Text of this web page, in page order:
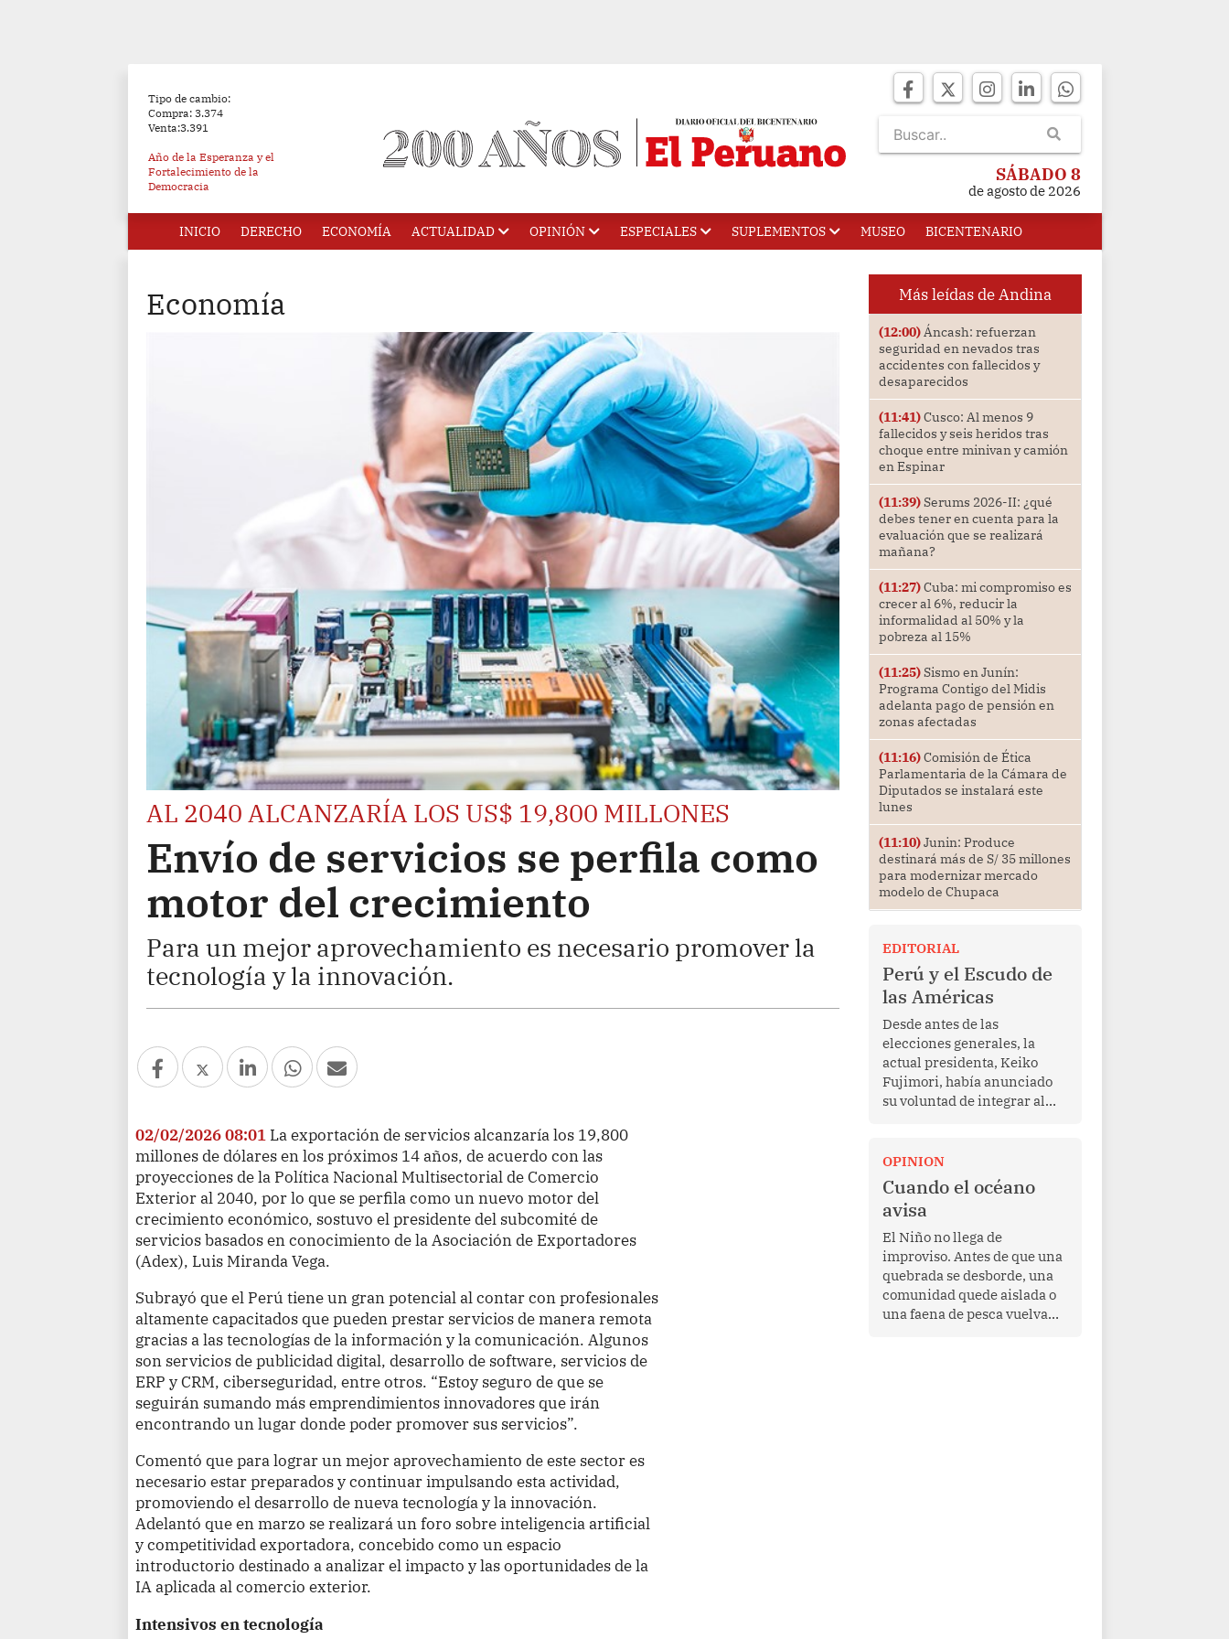
Tipo de cambio:
Compra: 3.374
Venta:3.391
Año de la Esperanza y el
Fortalecimiento de la
Democracia
SÁBADO 8
de agosto de 2026
INICIO DERECHO ECONOMÍA ACTUALIDAD OPINIÓN ESPECIALES SUPLEMENTOS MUSEO BICENTENARIO
Economía
AL 2040 ALCANZARÍA LOS US$ 19,800 MILLONES
Envío de servicios se perfila como
motor del crecimiento
Para un mejor aprovechamiento es necesario promover la
tecnología y la innovación.
02/02/2026 08:01 La exportación de servicios alcanzaría los 19,800
millones de dólares en los próximos 14 años, de acuerdo con las
proyecciones de la Política Nacional Multisectorial de Comercio
Exterior al 2040, por lo que se perfila como un nuevo motor del
crecimiento económico, sostuvo el presidente del subcomité de
servicios basados en conocimiento de la Asociación de Exportadores
(Adex), Luis Miranda Vega.
Subrayó que el Perú tiene un gran potencial al contar con profesionales
altamente capacitados que pueden prestar servicios de manera remota
gracias a las tecnologías de la información y la comunicación. Algunos
son servicios de publicidad digital, desarrollo de software, servicios de
ERP y CRM, ciberseguridad, entre otros. “Estoy seguro de que se
seguirán sumando más emprendimientos innovadores que irán
encontrando un lugar donde poder promover sus servicios”.
Comentó que para lograr un mejor aprovechamiento de este sector es
necesario estar preparados y continuar impulsando esta actividad,
promoviendo el desarrollo de nueva tecnología y la innovación.
Adelantó que en marzo se realizará un foro sobre inteligencia artificial
y competitividad exportadora, concebido como un espacio
introductorio destinado a analizar el impacto y las oportunidades de la
IA aplicada al comercio exterior.
Intensivos en tecnología
Más leídas de Andina
(12:00)Áncash: refuerzan
seguridad en nevados tras
accidentes con fallecidos y
desaparecidos
(11:41)Cusco: Al menos 9
fallecidos y seis heridos tras
choque entre minivan y camión
en Espinar
(11:39)Serums 2026-II: ¿qué
debes tener en cuenta para la
evaluación que se realizará
mañana?
(11:27)Cuba: mi compromiso es
crecer al 6%, reducir la
informalidad al 50% y la
pobreza al 15%
(11:25)Sismo en Junín:
Programa Contigo del Midis
adelanta pago de pensión en
zonas afectadas
(11:16)Comisión de Ética
Parlamentaria de la Cámara de
Diputados se instalará este
lunes
(11:10)Junin: Produce
destinará más de S/ 35 millones
para modernizar mercado
modelo de Chupaca
EDITORIAL
Perú y el Escudo de
las Américas
Desde antes de las
elecciones generales, la
actual presidenta, Keiko
Fujimori, había anunciado
su voluntad de integrar al
en marzo de este año por el
mandatario estadounidense
Donald Trump, con el fin de
enfrentar al crimen
transnacional organizado y
al tráfico de drogas.
OPINION
Cuando el océano
avisa
El Niño no llega de
improviso. Antes de que una
quebrada se desborde, una
comunidad quede aislada o
una faena de pesca vuelva